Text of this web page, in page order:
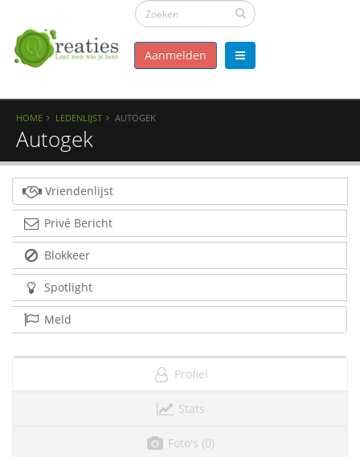
Aanmelden
HOME LEDENLIJST AUTOGEK
Autogek
Vriendenlijst
Privé Bericht
Blokkeer
Spotlight
Meld
Profiel
Stats
Foto's (0)